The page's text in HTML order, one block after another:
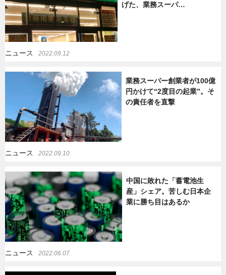
げた、業務スーパ…
ニュース 2022.09.12
業務スーパー創業者が100億
円かけて“2度目の起業”。そ
の責任者を直撃
ニュース 2022.09.10
中国に敗れた「蓄電池生
産」シェア。苦しむ日本企
業に勝ち目はあるか
ニュース 2022.06.07